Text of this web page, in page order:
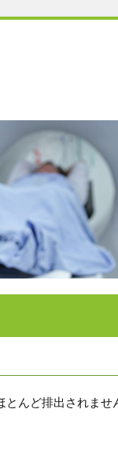
んど排出されま